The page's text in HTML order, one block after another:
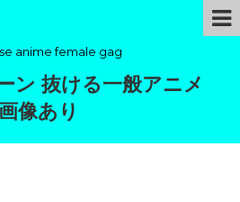
anime female gag
ン 抜ける一般アニメ
画像あり